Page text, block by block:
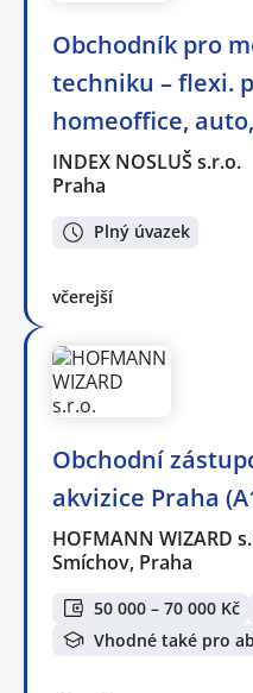
Obchodník pro
techniku – flexi.
homeoffice,
INDEX NOSLUŠ s.r.o.
Praha
Plný úvazek
včerejší
Obchodní
akvizice Praha
HOFMANN WIZARD
Smíchov, Praha
50 000 – 70 000 Kč
Vhodné také pro